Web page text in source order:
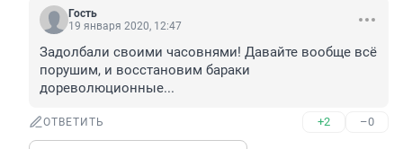
Гость
19 января 2020, 12:47
Задолбали своими часовнями! Давайте вообще всё
порушим, и восстановим бараки
дореволюционные...
ОТВЕТИТЬ +2 –0